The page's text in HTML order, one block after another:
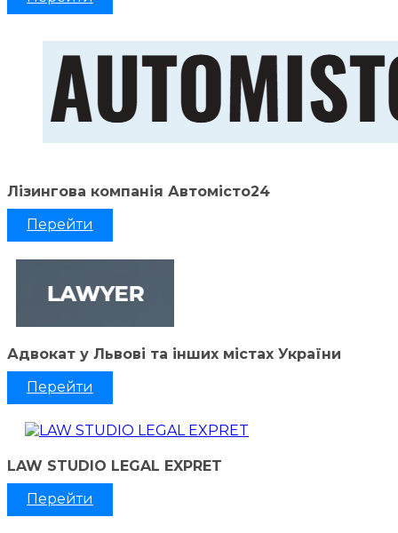
Лізингова компанія Автомісто24
Перейти
Адвокат у Львові та інших містах України
Перейти
LAW STUDIO LEGAL EXPRET
Перейти